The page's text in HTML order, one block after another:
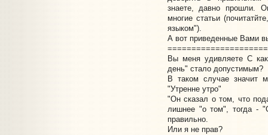
знаете, давно прошли.
многие статьи
языком").
А вот приведенные Вами
Вы меня удивляете С
день" стало допустимым?
В таком случае значит
"Утренне утро"
"Он сказал о том, что
лишнее "о том", тогда -
правильно.
Или я не прав?